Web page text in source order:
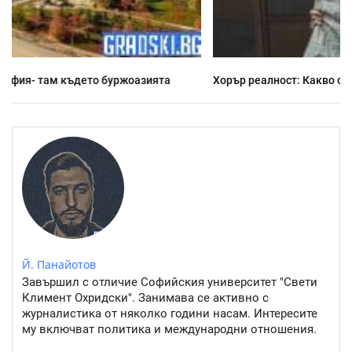
Хорър реалност: Какво се случва напоследък у нас
Й. Панайотов
Завършил с отличие Софийския университет "Свети
Климент Охридски". Занимава се активно с
журналистика от няколко години насам. Интересите
му включват политика и международни отношения.